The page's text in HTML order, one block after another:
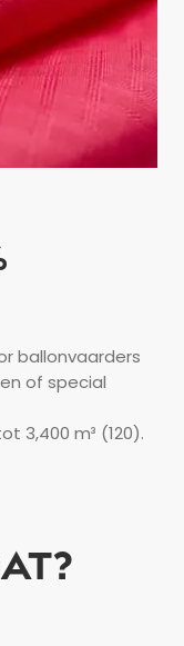
ballonvaarders
of special
3,400 m³ (120).